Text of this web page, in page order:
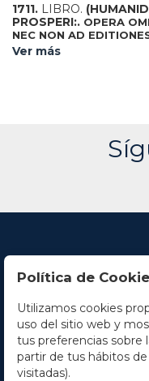
1711. LIBRO.
PROSPERI:. OPERA
NEC NON AD
EMENDATA...
Ver más
Contacto
Horario
La empresa
Política de
Utilizamos cookies
uso del sitio web y
tus preferencias sobre
partir de tus hábitos
visitadas).